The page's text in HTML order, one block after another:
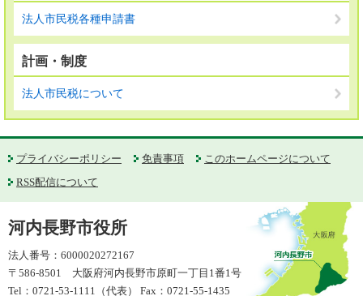
法人市民税各種申請書
計画・制度
法人市民税について
プライバシーポリシー 免責事項
このホームページについて
RSS配信について
河内長野市役所
法人番号：6000020272167
〒586-8501 大阪府河内長野市原町一丁目1番1号
Tel：0721-53-1111（代表） Fax：0721-55-1435